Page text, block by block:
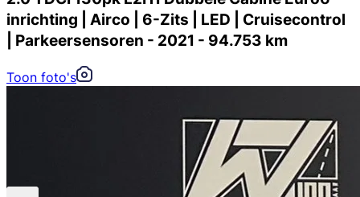
inrichting | Airco | 6-Zits | LED | Cruisecontrol
| Parkeersensoren - 2021 - 94.753 km
Toon foto's